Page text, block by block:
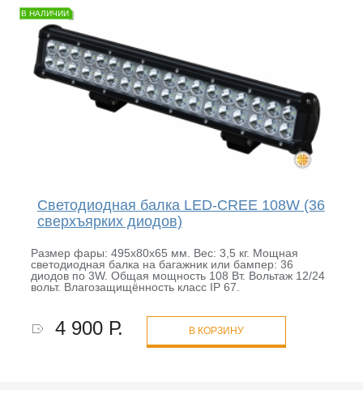
В НАЛИЧИИ
Светодиодная балка LED-CREE 108W (36
сверхъярких диодов)
Размер фары: 495х80х65 мм. Вес: 3,5 кг. Мощная
светодиодная балка на багажник или бампер: 36
диодов по 3W. Общая мощность 108 Вт. Вольтаж 12/24
вольт. Влагозащищённость класс IP 67.
4 900 Р. В КОРЗИНУ